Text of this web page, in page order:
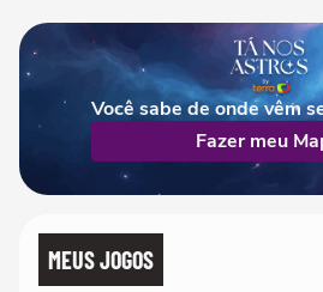
Você sabe de onde vêm
Fazer meu
MEUS JOGOS